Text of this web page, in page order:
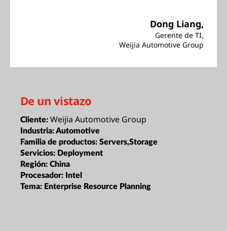
Dong Liang,
Gerente de TI,
Weijia Automotive Group
De un vistazo
Cliente: Weijia Automotive Group
Industria:Automotive
Familia de productos: Servers,Storage
Servicios: Deployment
Región: China
Procesador: Intel
Tema: Enterprise Resource Planning